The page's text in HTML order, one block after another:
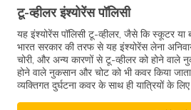
टू-व्हीलर इंश्योरेंस पॉलिसी
यह इंश्योरेंस पॉलिसी टू-व्हीलर, जैसे कि स्कूटर
भारत सरकार की तरफ से यह इंश्योरेंस लेना
चोरी, और अन्य कारणों से टू-व्हीलर को होने वाले
होने वाले नुकसान और चोट को भी कवर किया
व्यक्तिगत दुर्घटना कवर के साथ ही यात्रियों के